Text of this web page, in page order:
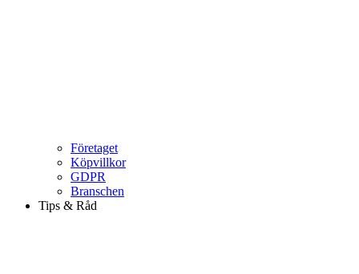
Företaget
Köpvillkor
GDPR
Branschen
Tips & Råd